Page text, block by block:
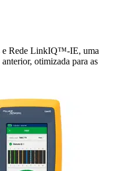
e Rede LinkIQ™-IE, uma
otimizada para as